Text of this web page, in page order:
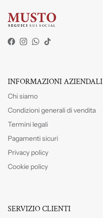
Facebook
Instagram
WhatsApp
TikTok
INFORMAZIONI AZIENDALI
Chi siamo
Condizioni generali di vendita
Termini legali
Pagamenti sicuri
Privacy policy
Cookie policy
SERVIZIO CLIENTI